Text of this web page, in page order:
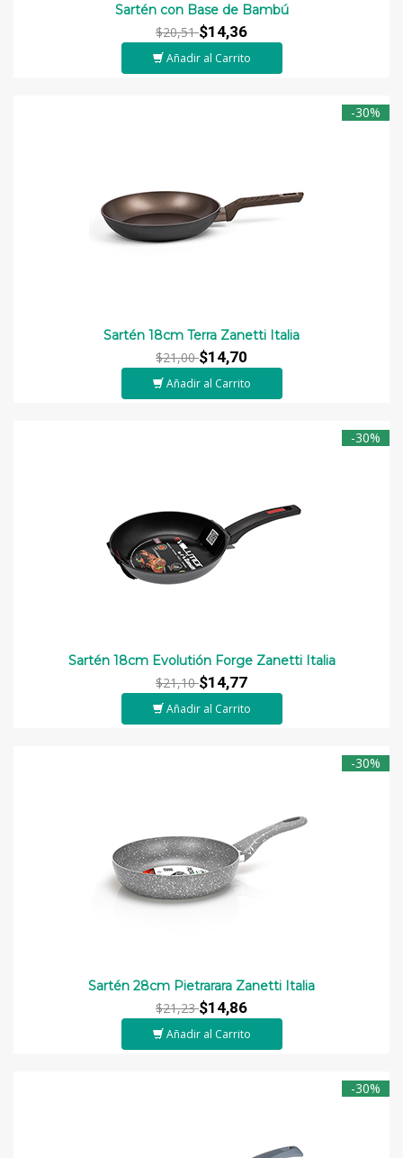
Sartén con Base de Bambú
$20,51$14,36
Añadir al Carrito
-30%
Sartén 18cm Terra Zanetti Italia
$21,00$14,70
Añadir al Carrito
-30%
Sartén 18cm Evolutión Forge Zanetti Italia
$21,10$14,77
Añadir al Carrito
-30%
Sartén 28cm Pietrarara Zanetti Italia
$21,23$14,86
Añadir al Carrito
-30%